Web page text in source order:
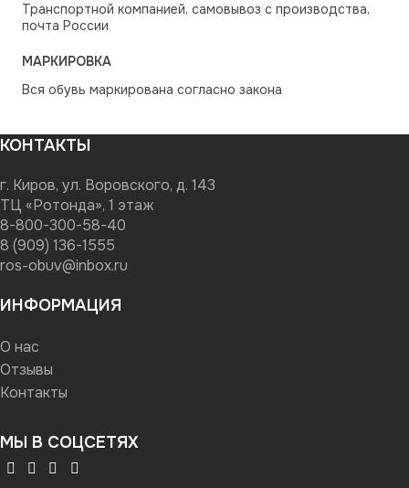
Транспортной компанией, самовывоз с производства,
почта России
МАРКИРОВКА
Вся обувь маркирована согласно закона
КОНТАКТЫ
г. Киров, ул. Воровского, д. 143
ТЦ «Ротонда», 1 этаж
8-800-300-58-40
8 (909) 136-1555
ros-obuv@inbox.ru
ИНФОРМАЦИЯ
О нас
Отзывы
Контакты
МЫ В СОЦСЕТЯХ